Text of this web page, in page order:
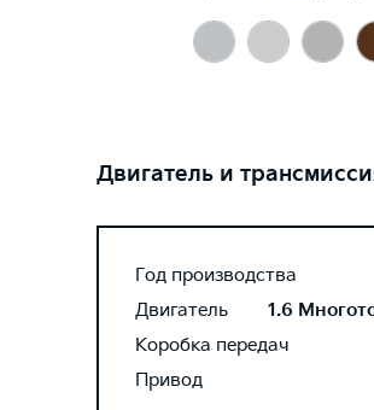
Двигатель и
Год производства
Двигатель
1.6
Коробка передач
Привод